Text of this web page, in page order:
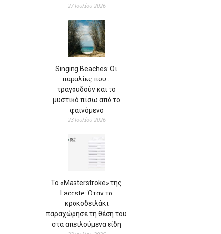
27 Ιουλίου 2026
Singing Beaches: Οι
παραλίες που…
τραγουδούν και το
μυστικό πίσω από το
φαινόμενο
23 Ιουλίου 2026
Το «Masterstroke» της
Lacoste: Όταν το
κροκοδειλάκι
παραχώρησε τη θέση του
στα απειλούμενα είδη